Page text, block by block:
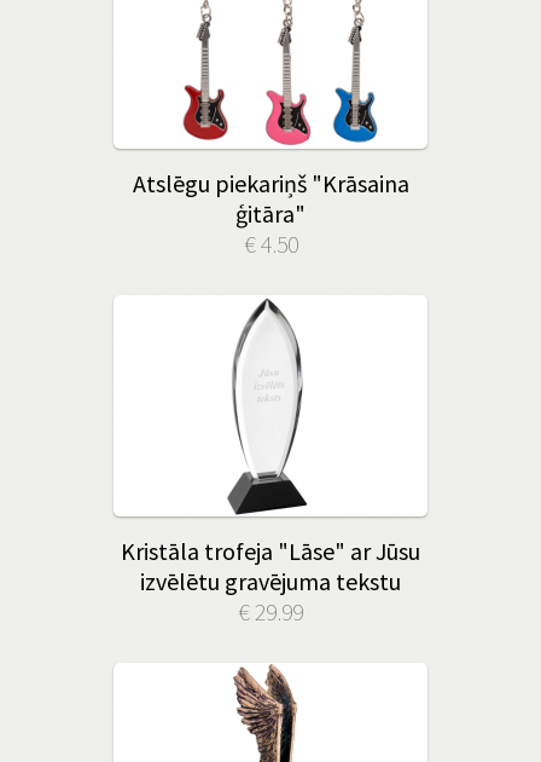
Atslēgu piekariņš "Krāsaina
ģitāra"
€ 4.50
Kristāla trofeja "Lāse" ar Jūsu
izvēlētu gravējuma tekstu
€ 29.99